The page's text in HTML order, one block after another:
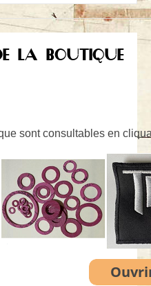
LA BOUTIQUE
sont consultables en